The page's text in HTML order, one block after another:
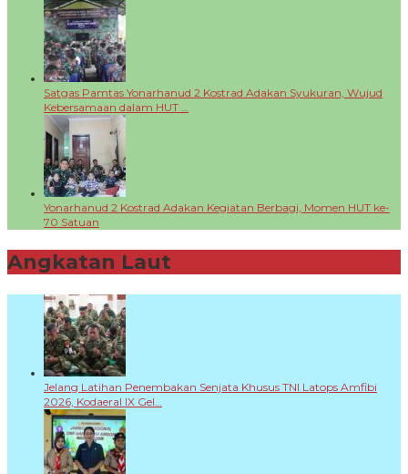
Satgas Pamtas Yonarhanud 2 Kostrad Adakan Syukuran, Wujud
Kebersamaan dalam HUT …
Yonarhanud 2 Kostrad Adakan Kegiatan Berbagi, Momen HUT ke-
70 Satuan
Angkatan Laut
Jelang Latihan Penembakan Senjata Khusus TNI Latops Amfibi
2026, Kodaeral IX Gel…